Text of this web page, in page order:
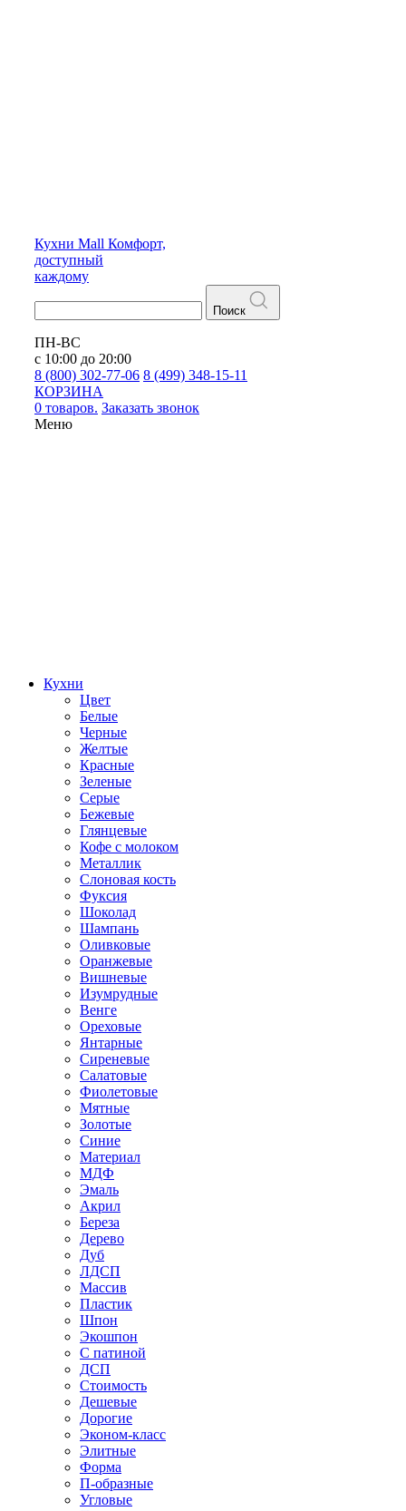
Кухни Mall Комфорт,
доступный
каждому
Поиск
ПН-ВС
с 10:00 до 20:00
8 (800) 302-77-06 8 (499) 348-15-11
КОРЗИНА
0 товаров. Заказать звонок
Меню
Кухни
Цвет
Белые
Черные
Желтые
Красные
Зеленые
Серые
Бежевые
Глянцевые
Кофе с молоком
Металлик
Слоновая кость
Фуксия
Шоколад
Шампань
Оливковые
Оранжевые
Вишневые
Изумрудные
Венге
Ореховые
Янтарные
Сиреневые
Салатовые
Фиолетовые
Мятные
Золотые
Синие
Материал
МДФ
Эмаль
Акрил
Береза
Дерево
Дуб
ЛДСП
Массив
Пластик
Шпон
Экошпон
С патиной
ДСП
Стоимость
Дешевые
Дорогие
Эконом-класс
Элитные
Форма
П-образные
Угловые